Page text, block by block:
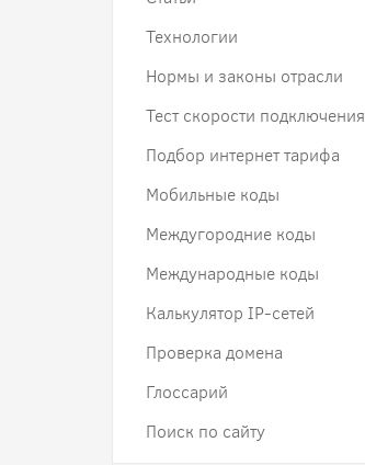
Технологии
Нормы и законы отрасли
Тест скорости подключения
Подбор интернет тарифа
Мобильные коды
Междугородние коды
Международные коды
Калькулятор IP-сетей
Проверка домена
Глоссарий
Поиск по сайту